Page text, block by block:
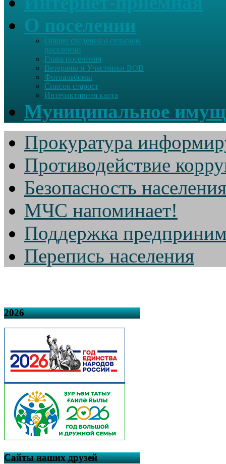
О поселении
Общие сведения о сельском
поселении
Глава поселения
Ветераны и Участники ВОВ
Фотоальбомы
Список старост
Интерактивная карта
Муниципальное
Прокуратура
Противодействие
Безопасность населения
МЧС напоминает!
Поддержка
Перепись населения
2026
Сайты наших друзей